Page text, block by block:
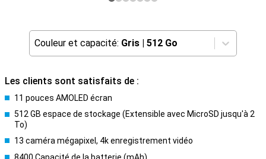
Couleur et capacité: Gris | 512 Go
Les clients sont satisfaits de :
11 pouces AMOLED écran
512 GB espace de stockage (Extensible avec MicroSD jusqu'à 2
To)
13 caméra mégapixel, 4k enregistrement vidéo